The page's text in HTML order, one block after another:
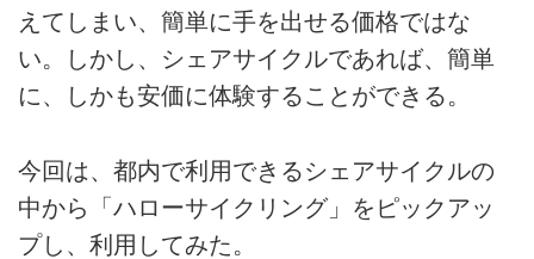
えてしまい、簡単に手を出せる価格ではな
い。しかし、シェアサイクルであれば、簡単
に、しかも安価に体験することができる。
今回は、都内で利用できるシェアサイクルの
中から「ハローサイクリング」をピックアッ
プし、利用してみた。